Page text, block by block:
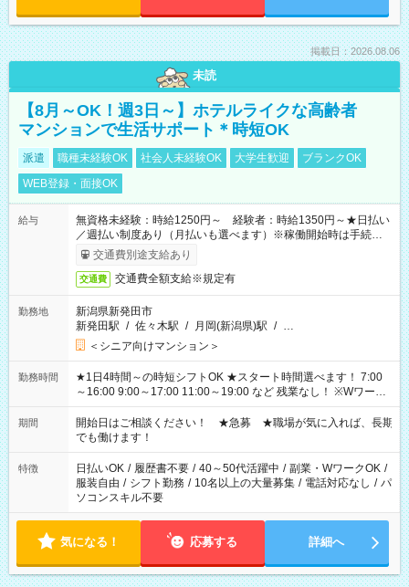
掲載日：2026.08.06
未読
【8月～OK！週3日～】ホテルライクな高齢者
マンションで生活サポート＊時短OK
派遣 職種未経験OK 社会人未経験OK 大学生歓迎
ブランクOK
WEB登録・面接OK
給与
無資格未経験：時給1250円～ 経験者：時給1350円～★日払い
／週払い制度あり（月払いも選べます）※稼働開始時は手続き完
了次第のお支払いとなります。
交通費別途支給あり
交通費 交通費全額支給※規定有
勤務地
新潟県新発田市
新発田駅 / 佐々木駅 / 月岡(新潟県)駅 / …
＜シニア向けマンション＞
勤務時間
★1日4時間～の時短シフトOK ★スタート時間選べます！ 7:00
～16:00 9:00～17:00 11:00～19:00 など 残業なし！ ※Wワーク
の場合、他のお仕事と合わせ週40時間超の就業はご案内できま
せん ※法令に基づき、週20時間以上勤務は社会保険への加入対
象となります ※労働者派遣法（日雇い派遣の原則禁止）によ
り、短時間・短期間の就業はご案内が難しい場合があります
期間
開始日はご相談ください！ ★急募 ★職場が気に入れば、長期
でも働けます！
特徴 日払いOK / 履歴書不要 / 40～50代活躍中 / 副業・WワークOK /
服装自由 / シフト勤務 / 10名以上の大量募集 / 電話対応なし / パ
ソコンスキル不要
気になる！ 応募する 詳細へ